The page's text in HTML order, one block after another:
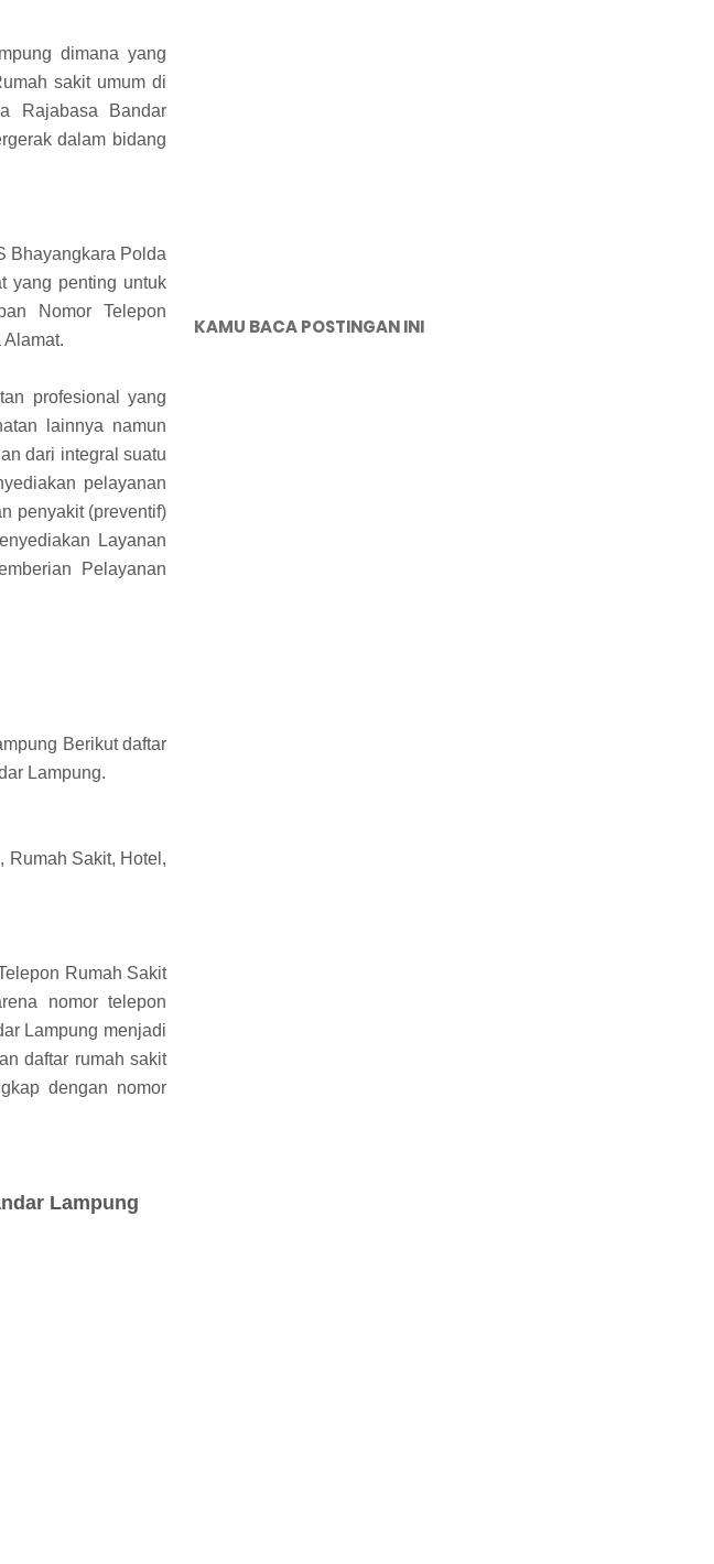
dimana yang
sakit umum di
Rajabasa Bandar
dalam bidang
Bhayangkara Polda
yang penting untuk
Nomor Telepon
profesional yang
lainnya namun
dari integral suatu
pelayanan
penyakit (preventif)
Layanan
Pelayanan
Berikut daftar
Lampung.
Rumah Sakit, Hotel,
Rumah Sakit
nomor telepon
Lampung menjadi
daftar rumah sakit
dengan nomor
Lampung
KAMU BACA POSTINGAN INI